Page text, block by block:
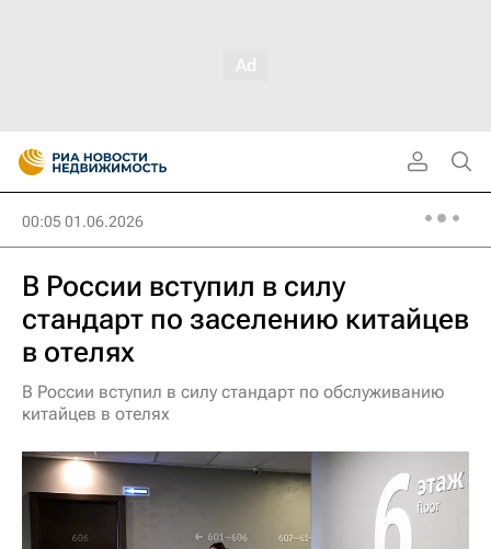
00:05 01.06.2026
В России вступил в силу
стандарт по заселению китайцев
в отелях
В России вступил в силу стандарт по обслуживанию
китайцев в отелях